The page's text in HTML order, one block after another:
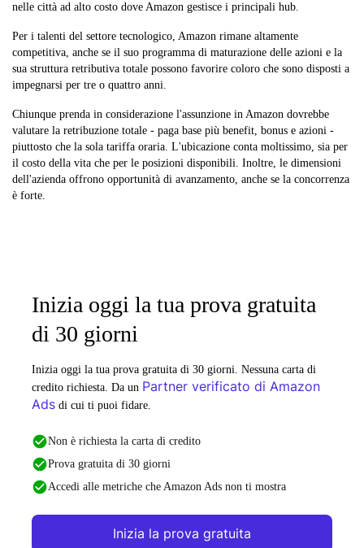
nelle città ad alto costo dove Amazon gestisce i principali hub.
Per i talenti del settore tecnologico, Amazon rimane altamente
competitiva, anche se il suo programma di maturazione delle azioni e la
sua struttura retributiva totale possono favorire coloro che sono disposti a
impegnarsi per tre o quattro anni.
Chiunque prenda in considerazione l'assunzione in Amazon dovrebbe
valutare la retribuzione totale - paga base più benefit, bonus e azioni -
piuttosto che la sola tariffa oraria. L'ubicazione conta moltissimo, sia per
il costo della vita che per le posizioni disponibili. Inoltre, le dimensioni
dell'azienda offrono opportunità di avanzamento, anche se la concorrenza
è forte.
Inizia oggi la tua prova gratuita
di 30 giorni
Inizia oggi la tua prova gratuita di 30 giorni. Nessuna carta di
credito richiesta. Da un Partner verificato di Amazon
Ads di cui ti puoi fidare.
Non è richiesta la carta di credito
Prova gratuita di 30 giorni
Accedi alle metriche che Amazon Ads non ti mostra
Inizia la prova gratuita